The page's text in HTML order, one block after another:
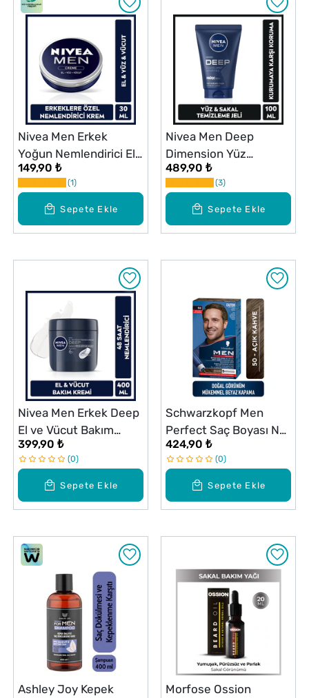
Sepete Ekle
Nivea Men Erkek
Yoğun Nemlendirici El
Yüz ve Vücut Kremi 30
ml
149,90 ₺
1
Sepete Ekle
Nivea Men Deep
Dimension Yüz
Temizleme Jeli 100 ml
489,90 ₺
3
Sepete Ekle
Nivea Men Erkek Deep
El ve Vücut Bakım
Kremi 400 ml 48 Saat
Nemlendirici
399,90 ₺
0
Sepete Ekle
Schwarzkopf Men
Perfect Saç Boyası No:
50 Açık Kahve
424,90 ₺
0
Ashley Joy Kepek Morfose Ossion